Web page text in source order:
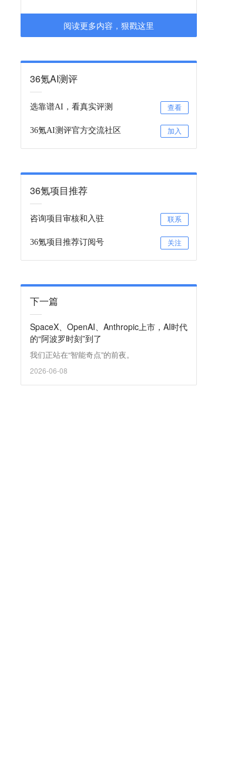
阅读更多内容，狠戳这里
36氪AI测评
选靠谱AI，看真实评测 查看
36氪AI测评官方交流社区 加入
36氪项目推荐
咨询项目审核和入驻 联系
36氪项目推荐订阅号 关注
下一篇
SpaceX、OpenAI、Anthropic上市，AI时代
的“阿波罗时刻”到了
我们正站在“智能奇点”的前夜。
2026-06-08